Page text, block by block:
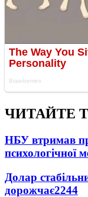
ЧИТАЙТЕ
НБУ втримав
психологічної
Долар
дорожчає2244